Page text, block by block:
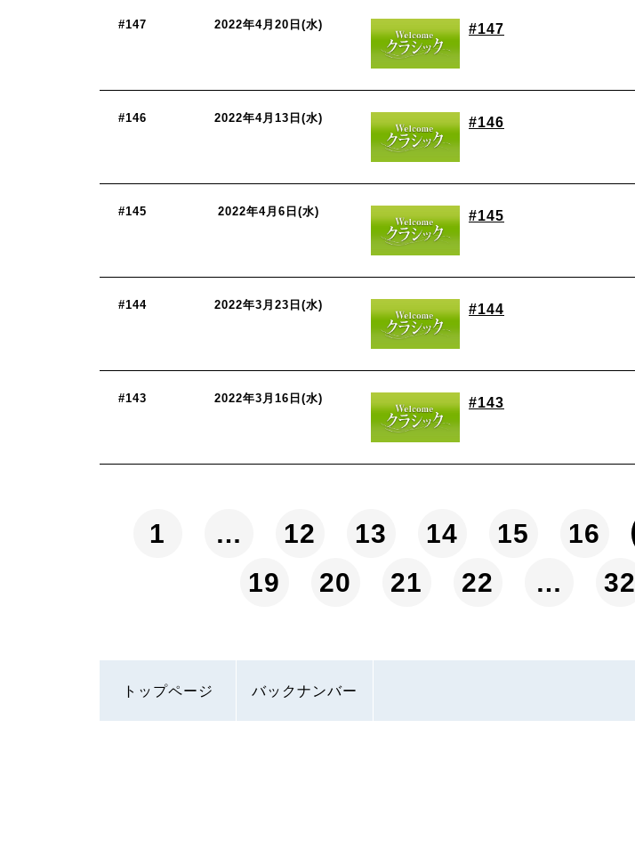
#147 2022年4月20日(水) #147
#146 2022年4月13日(水) #146
#145 2022年4月6日(水) #145
#144 2022年3月23日(水) #144
#143 2022年3月16日(水) #143
1 … 12 13 14 15 16
19
20 21 22 … 32
トップページ バックナンバー